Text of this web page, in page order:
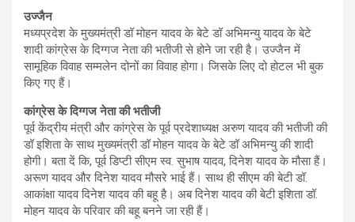
उज्जैन
मध्यप्रदेश के मुख्यमंत्री डॉ मोहन यादव के बेटे डॉ अभिमन्यु यादव के बेटे
शादी कांग्रेस के दिग्गज नेता की भतीजी से होने जा रही है। उज्जैन में
सामूहिक विवाह सम्मलेन दोनों का विवाह होगा। जिसके लिए दो होटल भी बुक
किए गए हैं।
कांग्रेस के दिग्गज नेता की भतीजी
पूर्व केंद्रीय मंत्री और कांग्रेस के पूर्व प्रदेशाध्यक्ष अरुण यादव की भतीजी की
डॉ इशिता के साथ मुख्यमंत्री डॉ मोहन यादव के बेटे डॉ अभिमन्यु की शादी
होगी। बता दें कि, पूर्व डिप्टी सीएम स्व. सुभाष यादव, दिनेश यादव के मौसा हैं।
अरूण यादव और दिनेश यादव मौसरे भाई हैं। साथ ही सीएम की बेटी डॉ.
आकांक्षा यादव दिनेश यादव की बहू है। अब दिनेश यादव की बेटी इशिता डॉ.
मोहन यादव के परिवार की बहू बनने जा रही हैं।